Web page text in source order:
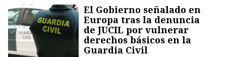
El Gobierno señalado en
Europa tras la denuncia
de JUCIL por vulnerar
derechos básicos en la
Guardia Civil